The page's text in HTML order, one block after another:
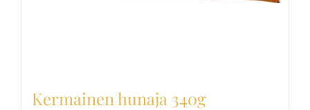
Kermainen hunaja 340g